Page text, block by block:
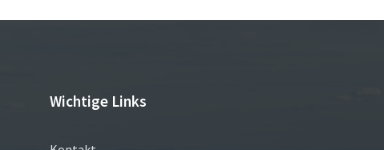
Beiträge
Wichtige Links